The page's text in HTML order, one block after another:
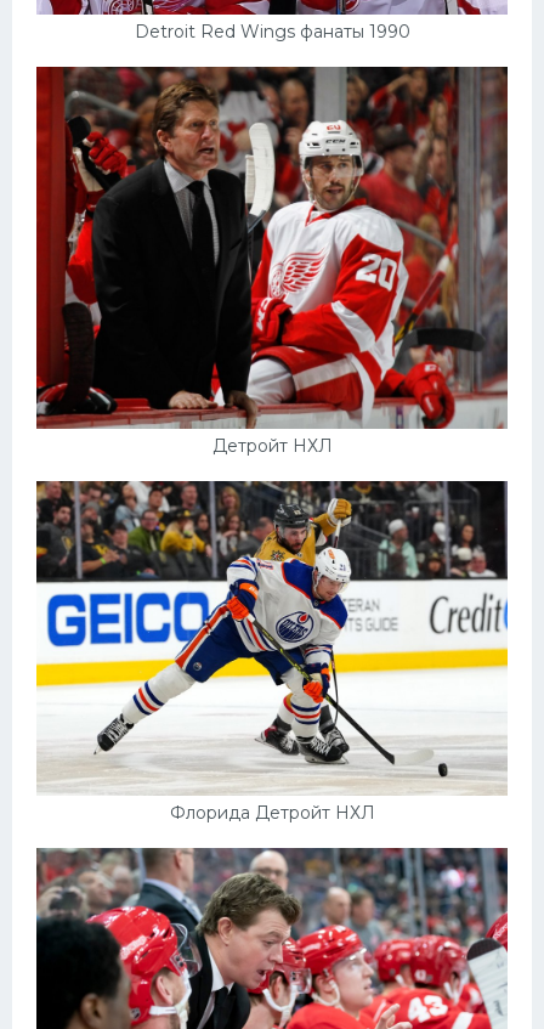
Detroit Red Wings фанаты 1990
Детройт НХЛ
Флорида Детройт НХЛ